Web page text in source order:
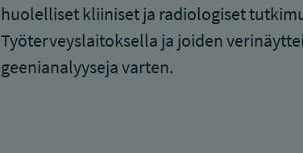
huolelliset kliiniset ja radiologiset
Työterveyslaitoksella ja joiden
geenianalyyseja varten.